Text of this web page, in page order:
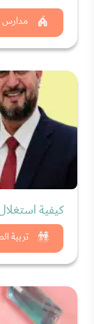
مدارس
تربية
كيفية
شاهد